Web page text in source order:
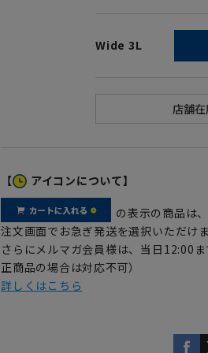
Wide 3L
【 アイコンについて】
の表示の商品は、
注文画面でお急ぎ発送を選択いただけま
さらにメルマガ会員様は、当日12:00
正商品の場合は対応不可）
詳しくはこちら